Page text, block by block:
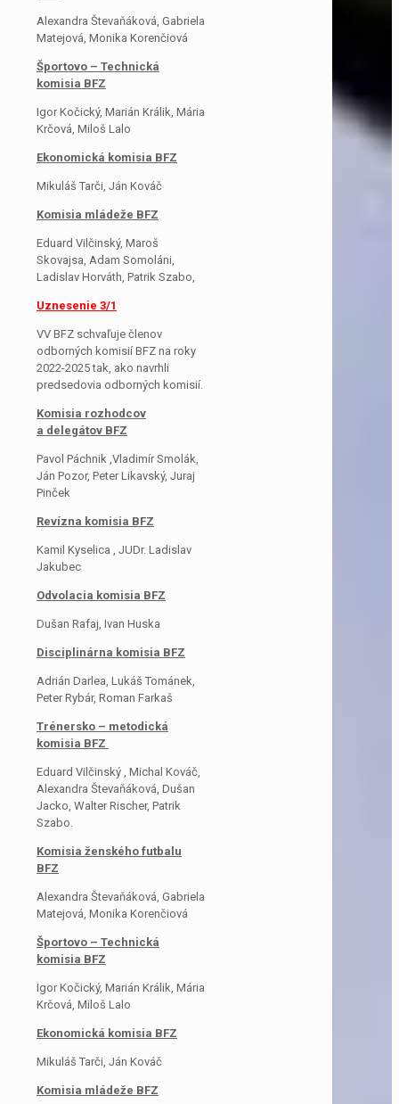
Alexandra Števaňáková, Gabriela
Matejová, Monika Korenčiová
Športovo – Technická
komisia BFZ
Igor Kočický, Marián Králik, Mária
Krčová, Miloš Lalo
Ekonomická komisia BFZ
Mikuláš Tarči, Ján Kováč
Komisia mládeže BFZ
Eduard Vilčinský, Maroš
Skovajsa, Adam Somoláni,
Ladislav Horváth, Patrik Szabo,
Uznesenie 3/1
VV BFZ schvaľuje členov
odborných komisií BFZ na roky
2022-2025 tak, ako navrhli
predsedovia odborných komisií.
Komisia rozhodcov
a delegátov BFZ
Pavol Páchnik ,Vladimír Smolák,
Ján Pozor, Peter Likavský, Juraj
Pinček
Revízna komisia BFZ
Kamil Kyselica , JUDr. Ladislav
Jakubec
Odvolacia komisia BFZ
Dušan Rafaj, Ivan Huska
Disciplinárna komisia BFZ
Adrián Darlea, Lukáš Tománek,
Peter Rybár, Roman Farkaš
Trénersko – metodická
komisia BFZ
Eduard Vilčinský , Michal Kováč,
Alexandra Števaňáková, Dušan
Jacko, Walter Rischer, Patrik
Szabo.
Komisia ženského futbalu
BFZ
Alexandra Števaňáková, Gabriela
Matejová, Monika Korenčiová
Športovo – Technická
komisia BFZ
Igor Kočický, Marián Králik, Mária
Krčová, Miloš Lalo
Ekonomická komisia BFZ
Mikuláš Tarči, Ján Kováč
Komisia mládeže BFZ